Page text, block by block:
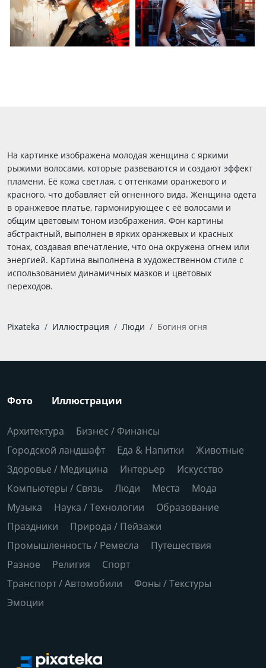
На картинке изображена молодая женщина с яркими
рыжими волосами, которые развеваются и создают эффект
пламени. Её кожа светлая, с оттенками оранжевого и
красного, что добавляет ей огненного вида. Женщина одета
в оранжевое платье, гармонирующее с её волосами и
общим цветовым тоном изображения. Фон картины
абстрактный, выполнен в ярких оранжевых и красных
тонах, создавая впечатление, что она окружена огнем или
энергией. Картина выполнена в художественном стиле с
использованием динамичных мазков и цветовых
переходов.
Pixateka Иллюстрация Люди Богиня огня
Фото Иллюстрации
Архитектура
Бизнес / Финансы
Городской ландшафт
Еда & Напитки
Животные
Здоровье / Медицина
Интерьер
Искусство
Компьютеры / Связь
Люди Места
Мода
Музыка
Наука / Технологии
Образование
Праздники
Природа / Пейзажи
Промышленность / Ремесла
Путешествия
Разное
Религия
Спорт
Транспорт / Автомобили
Фоны / Текстуры
Эмоции